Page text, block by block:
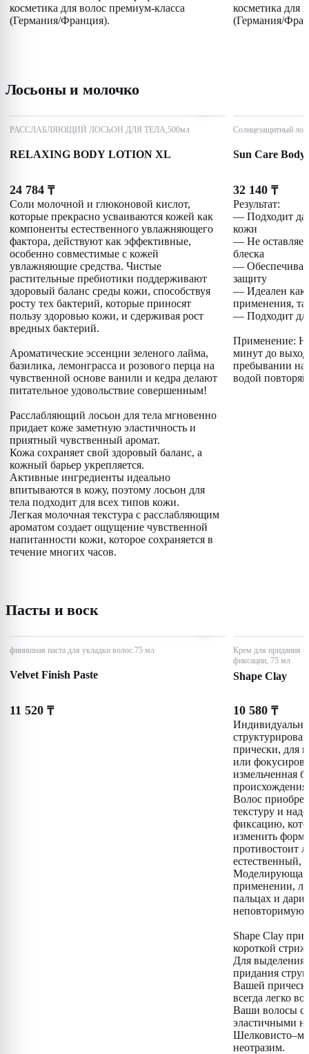
косметика для волос премиум-класса
(Германия/Франция).
косметика для
(Германия/
Лосьоны и молочко
РАССЛАБЛЯЮЩИЙ ЛОСЬОН ДЛЯ ТЕЛА,500мл
RELAXING BODY LOTION XL
24 784 ₸
Соли молочной и глюконовой кислот,
которые прекрасно усваиваются кожей как
компоненты естественного увлажняющего
фактора, действуют как эффективные,
особенно совместимые с кожей
увлажняющие средства. Чистые
растительные пребиотики поддерживают
здоровый баланс среды кожи, способствуя
росту тех бактерий, которые приносят
пользу здоровью кожи, и сдерживая рост
вредных бактерий.
Ароматические эссенции зеленого лайма,
базилика, лемонграсса и розового перца на
чувственной основе ванили и кедра делают
питательное удовольствие совершенным!
Расслабляющий лосьон для тела мгновенно
придает коже заметную эластичность и
приятный чувственный аромат.
Кожа сохраняет свой здоровый баланс, а
кожный барьер укрепляется.
Активные ингредиенты идеально
впитываются в кожу, поэтому лосьон для
тела подходит для всех типов кожи.
Легкая молочная текстура с расслабляющим
ароматом создает ощущение чувственной
напитанности кожи, которое сохраняется в
течение многих часов.
Солнцезащитный
Sun Care Body
32 140 ₸
Результат:
— Подходит
кожи
— Не
блеска
—
защиту
— Идеален как
применения,
— Подходит
Применение:
минут до
пребывании на
водой
Пасты и воск
финишная паста для укладки волос.75 мл
Velvet Finish Paste
11 520 ₸
Крем для придания
фиксации, 75 мл
Shape Clay
10 580 ₸
прически, для
или
измельченная
Волос
текстуру и
фиксацию,
изменить
противостоит
естественный,
Моделирующая
применении,
пальцах и
неповторимую
Shape Clay
короткой
Для выделения
придания
Вашей
всегда легко
Ваши волосы
эластичными
неотразим.